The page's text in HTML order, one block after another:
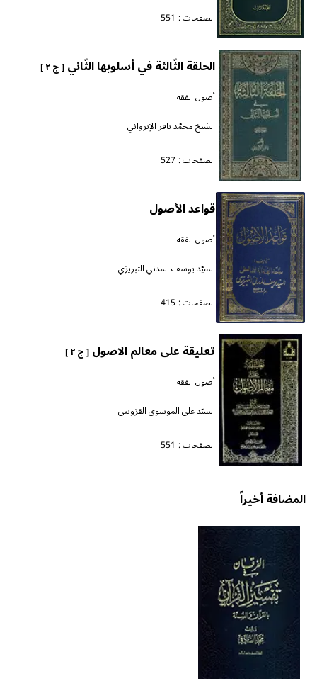
الصفحات : 551
الحلقة الثّالثة في أسلوبها الثّاني[ ج ٢ ]
أصول الفقه
الشيخ محمّد باقر الإيرواني
الصفحات : 527
قواعد الأصول
أصول الفقه
السيّد يوسف المدني التبريزي
الصفحات : 415
تعليقة على معالم الاصول[ ج ٢ ]
أصول الفقه
السيّد علي الموسوي القزويني
الصفحات : 551
المضافة أخيراً